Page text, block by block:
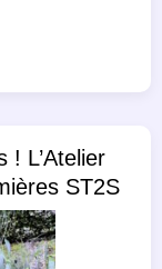
! L’Atelier
ST2S